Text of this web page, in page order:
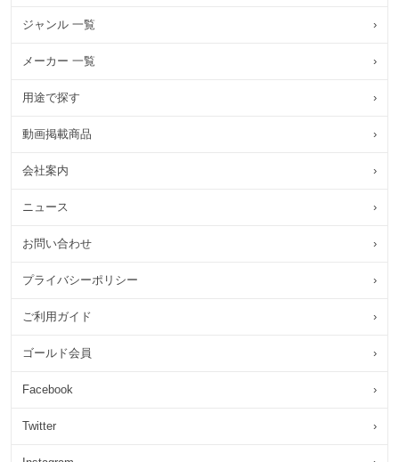
ジャンル 一覧 ›
メーカー 一覧 ›
用途で探す ›
動画掲載商品 ›
会社案内 ›
ニュース ›
お問い合わせ ›
プライバシーポリシー ›
ご利用ガイド ›
ゴールド会員 ›
Facebook ›
Twitter ›